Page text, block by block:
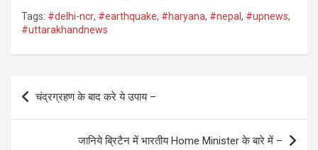
Tags: #delhi-ncr, #earthquake, #haryana, #nepal , #upnews,
#uttarakhandnews
Post
navigation
चंद्रग्रहण के बाद करे ये उपाय –
जानिये ब्रिटैन में भारतीय Home Minister के बारे में –